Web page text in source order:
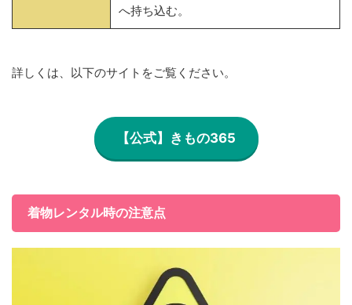
へ持ち込む。
詳しくは、以下のサイトをご覧ください。
【公式】きもの365
着物レンタル時の注意点